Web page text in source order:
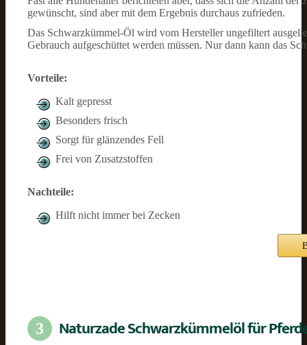
gewünscht, sind aber mit dem Ergebnis durchaus zufrieden.
Das Schwarzkümmel-Öl wird vom Hersteller ungefiltert
Gebrauch aufgeschüttet werden müssen. Nur dann kann das
Vorteile:
Kalt gepresst
Besonders frisch
Sorgt für glänzendes Fell
Frei von Zusatzstoffen
Nachteile:
Hilft nicht immer bei Zecken
3 Naturzade Schwarzkümmelöl für